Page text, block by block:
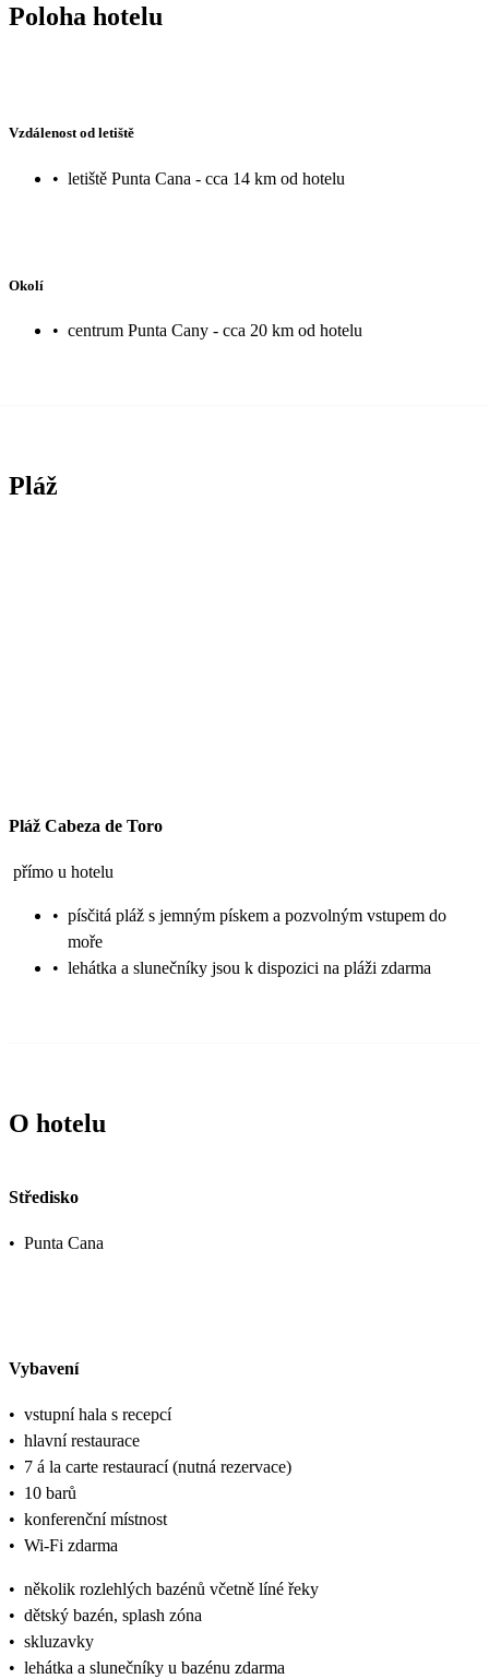
Poloha hotelu
Vzdálenost od letiště
• letiště Punta Cana - cca 14 km od hotelu
Okolí
• centrum Punta Cany - cca 20 km od hotelu
Pláž
Pláž Cabeza de Toro
přímo u hotelu
• písčitá pláž s jemným pískem a pozvolným vstupem do
moře
• lehátka a slunečníky jsou k dispozici na pláži zdarma
O hotelu
Středisko
• Punta Cana
Vybavení
• vstupní hala s recepcí
• hlavní restaurace
• 7 á la carte restaurací (nutná rezervace)
• 10 barů
• konferenční místnost
• Wi-Fi zdarma
• několik rozlehlých bazénů včetně líné řeky
• dětský bazén, splash zóna
• skluzavky
• lehátka a slunečníky u bazénu zdarma